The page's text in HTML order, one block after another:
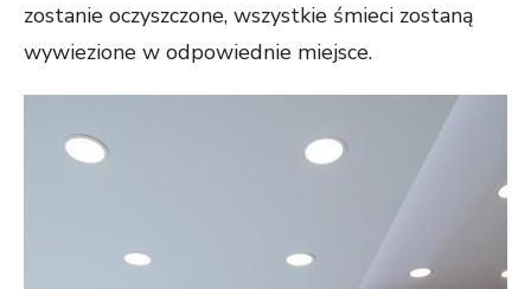
zostanie oczyszczone, wszystkie śmieci zostaną
wywiezione w odpowiednie miejsce.